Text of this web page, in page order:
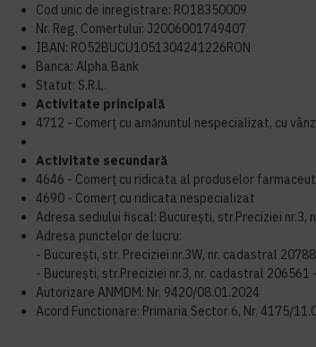
Cod unic de inregistrare: RO18350009
Nr. Reg. Comertului: J2006001749407
IBAN: RO52BUCU1051304241226RON
Banca: Alpha Bank
Statut: S.R.L.
Activitate principală
4712 - Comerț cu amănuntul nespecializat, cu
Activitate secundară
4646 - Comerț cu ridicata al produselor
4690 - Comerț cu ridicata nespecializat
Adresa sediului fiscal: București, str.Preciziei nr.3,
Adresa punctelor de lucru:
- București, str. Preciziei nr.3W, nr. cadastral
- București, str.Preciziei nr.3, nr. cadastral 206561
Autorizare ANMDM: Nr. 9420/08.01.2024
Acord Functionare: Primaria Sector 6, Nr. 4175/